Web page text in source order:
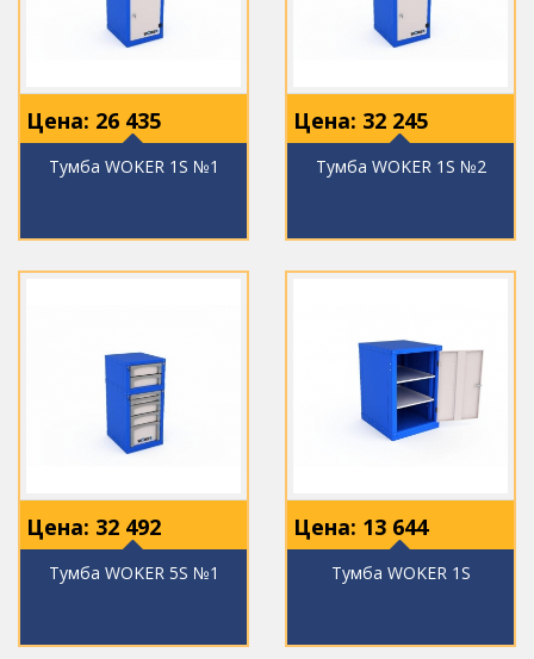
Цена: 26 435
Тумба WOKER 1S №1
Цена: 32 245
Тумба WOKER 1S №2
Цена: 32 492
Тумба WOKER 5S №1
Цена: 13 644
Тумба WOKER 1S